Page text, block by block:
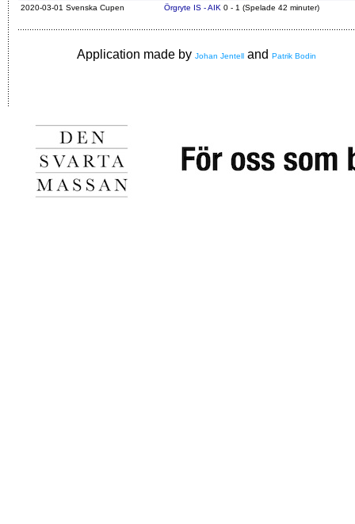
2020-03-01 Svenska Cupen Örgryte IS - AIK 0 - 1 (Spelade 42 minuter)
Application made by Johan Jentell and Patrik Bodin